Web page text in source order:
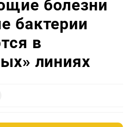
болезни
бактерии
в
линиях